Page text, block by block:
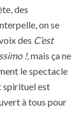
des
on se
des C’est
!, mais ça ne
le spectacle
spirituel est
à tous pour